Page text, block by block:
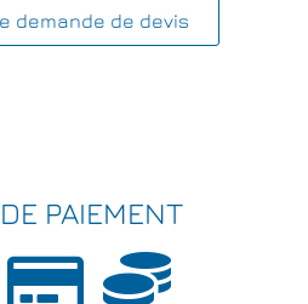
demande de devis
PAIEMENT